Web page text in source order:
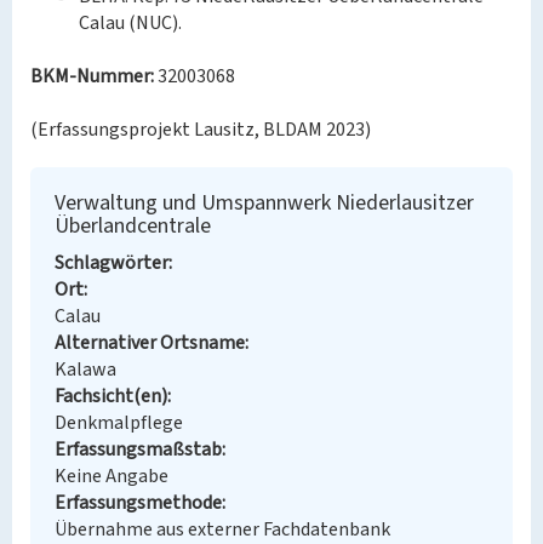
Calau (NUC).
BKM-Nummer:32003068
(Erfassungsprojekt Lausitz, BLDAM 2023)
Verwaltung und Umspannwerk Niederlausitzer
Überlandcentrale
Schlagwörter
Ort
Calau
Alternativer Ortsname
Kalawa
Fachsicht(en)
Denkmalpflege
Erfassungsmaßstab
Keine Angabe
Erfassungsmethode
Übernahme aus externer Fachdatenbank